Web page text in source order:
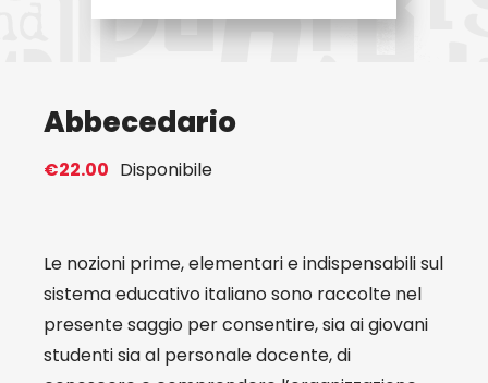
Abbecedario
€22.00 Disponibile
Le nozioni prime, elementari e indispensabili sul
sistema educativo italiano sono raccolte nel
presente saggio per consentire, sia ai giovani
studenti sia al personale docente, di